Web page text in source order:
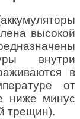
высокой
внутри
в
от
ниже минус
трещин).